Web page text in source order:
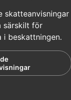
skatteanvisningar
särskilt för
i beskattningen.